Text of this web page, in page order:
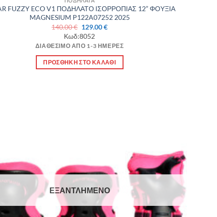
FUZZY ECO V1 ΠΟΔΗΛΑΤΟ ΙΣΟΡΡΟΠΙΑΣ 12” ΦΟΥΞΙΑ
MAGNESIUM P122A07252 2025
140.00€ Original
price
was:
140.00 €.
129.00€Η
είναι:
129.00 €.
Κωδ:8052
ΔΙΑΘΈΣΙΜΟ ΑΠΌ 1-3 ΗΜΈΡΕΣ
ΠΡΟΣΘΉΚΗ ΣΤΟ ΚΑΛΆΘΙ
ΕΞΑΝΤΛΗΜΈΝΟ